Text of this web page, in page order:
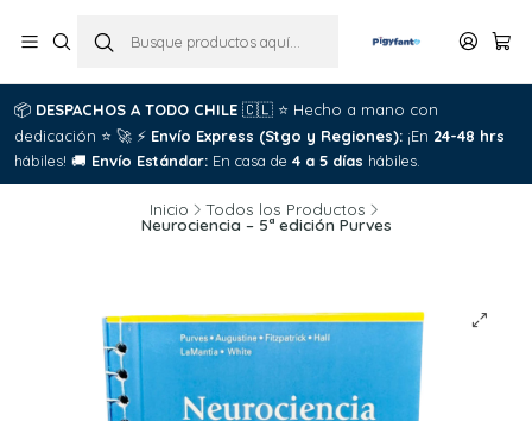
📦 DESPACHOS A TODO CHILE 🇨🇱 ⭐ Hecho a mano con
dedicación ⭐ 🚀 ⚡ Envío Express (Stgo y Regiones): ¡En 24-48 hrs
hábiles! 🚚 Envío Estándar: En casa de 4 a 5 días hábiles.
Inicio Todos los Productos
Neurociencia – 5ª edición Purves